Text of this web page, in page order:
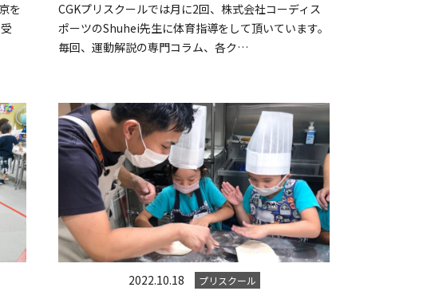
を
CGKプリスクールでは月に2回、株式会社コーディス
ポーツのShuhei先生に体育指導をして頂いています。
毎回、運動解説の専門コラム、各ク…
2022.10.18 プリスクール